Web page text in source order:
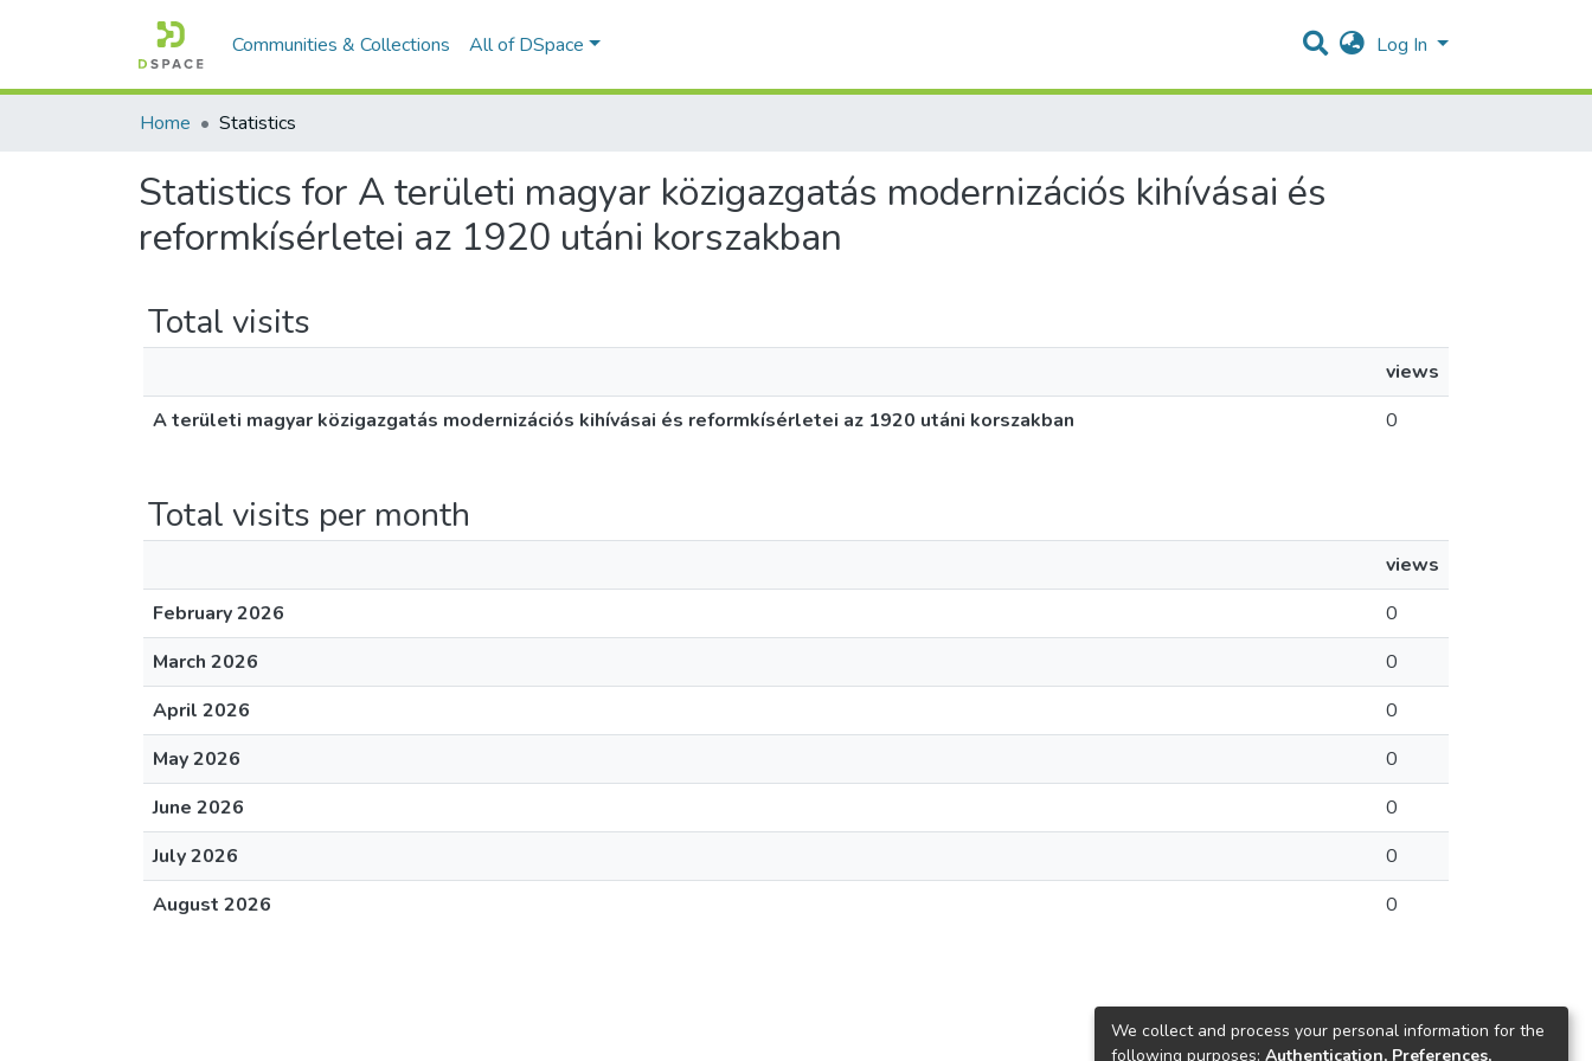
Communities & Collections All of DSpace Log In
Home Statistics
Statistics for A területi magyar közigazgatás modernizációs kihívásai és
reformkísérletei az 1920 utáni korszakban
Total visits
views
A területi magyar közigazgatás modernizációs kihívásai és reformkísérletei az 1920 utáni korszakban
0
Total visits per month
views
February 2026
0
March 2026
0
April 2026
0
May 2026
0
June 2026
0
July 2026
0
August 2026
0
We collect and process your personal information for the
following purposes: Authentication, Preferences,